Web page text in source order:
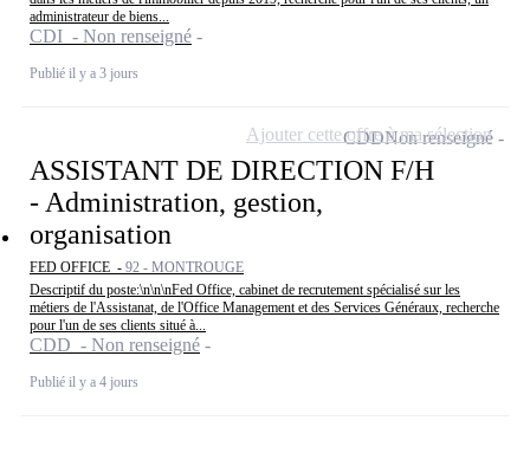
administrateur de biens...
CDI - Non renseigné
Publié il y a 3 jours
ASSISTANT DE DIRECTION F/H
- Administration, gestion,
organisation
FED OFFICE - 92 - MONTROUGE
Descriptif du poste:\n\n\nFed Office, cabinet de recrutement spécialisé sur les
métiers de l'Assistanat, de l'Office Management et des Services Généraux, recherche
pour l'un de ses clients situé à...
CDD - Non renseigné
Publié il y a 4 jours
CDDNon renseigné
Ajouter cette offre à ma sélection